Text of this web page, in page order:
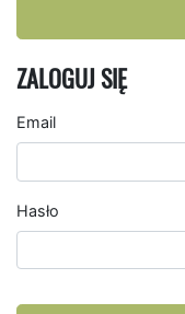
ZALOGUJ SIĘ
Email
Hasło